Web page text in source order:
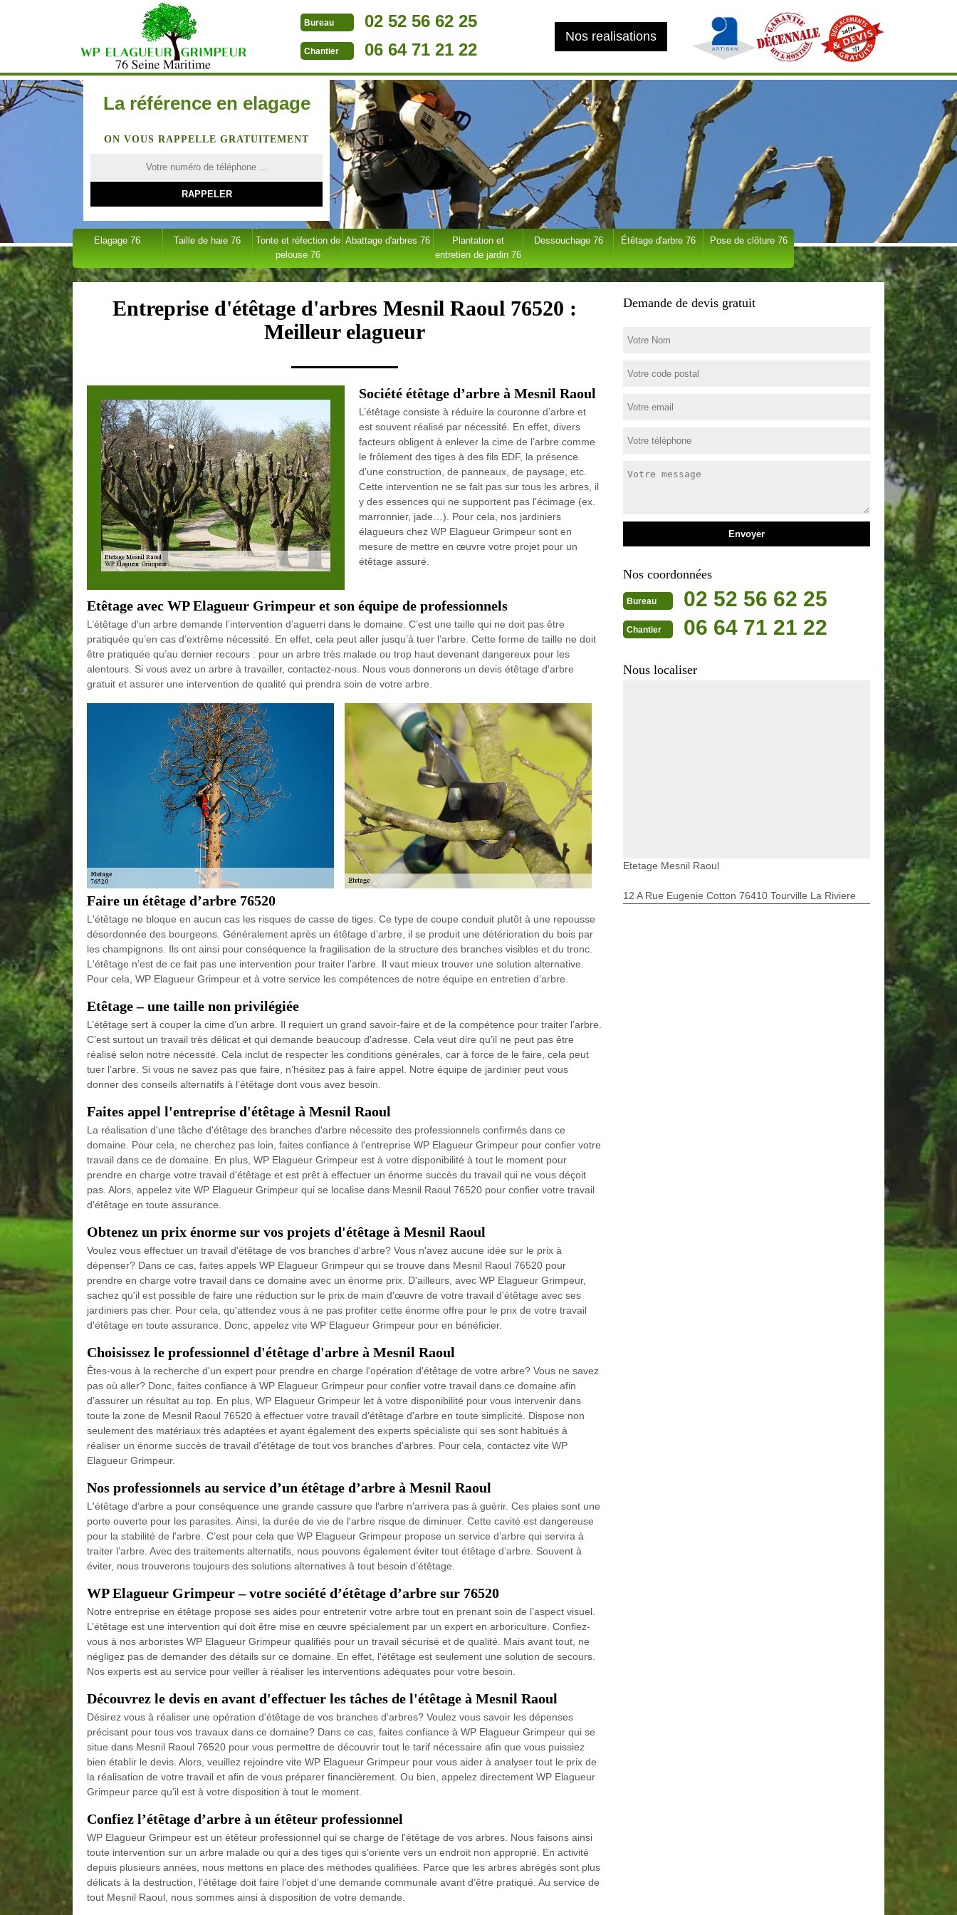
Bureau 02 52 56 62 25
Chantier 06 64 71 21 22
Nos realisations
La référence en elagage
ON VOUS RAPPELLE GRATUITEMENT
Elagage 76 Taille de haie 76
Tonte et réfection de
pelouse 76
Abattage d'arbres 76
Plantation et
entretien de jardin 76
Dessouchage 76 Étêtage d'arbre 76 Pose de clôture 76
Entreprise d'étêtage d'arbres Mesnil Raoul 76520 :
Meilleur elagueur
Société étêtage d’arbre à Mesnil Raoul
L’étêtage consiste à réduire la couronne d’arbre et
est souvent réalisé par nécessité. En effet, divers
facteurs obligent à enlever la cime de l’arbre comme
le frôlement des tiges à des fils EDF, la présence
d’une construction, de panneaux, de paysage, etc.
Cette intervention ne se fait pas sur tous les arbres, il
y des essences qui ne supportent pas l'écimage (ex.
marronnier, jade…). Pour cela, nos jardiniers
élagueurs chez WP Elagueur Grimpeur sont en
mesure de mettre en œuvre votre projet pour un
étêtage assuré.
Etêtage avec WP Elagueur Grimpeur et son équipe de professionnels
L’étêtage d'un arbre demande l’intervention d’aguerri dans le domaine. C’est une taille qui ne doit pas être
pratiquée qu’en cas d’extrême nécessité. En effet, cela peut aller jusqu’à tuer l’arbre. Cette forme de taille ne doit
être pratiquée qu’au dernier recours : pour un arbre très malade ou trop haut devenant dangereux pour les
alentours. Si vous avez un arbre à travailler, contactez-nous. Nous vous donnerons un devis étêtage d'arbre
gratuit et assurer une intervention de qualité qui prendra soin de votre arbre.
Faire un étêtage d’arbre 76520
L'étêtage ne bloque en aucun cas les risques de casse de tiges. Ce type de coupe conduit plutôt à une repousse
désordonnée des bourgeons. Généralement après un étêtage d’arbre, il se produit une détérioration du bois par
les champignons. Ils ont ainsi pour conséquence la fragilisation de la structure des branches visibles et du tronc.
L'étêtage n’est de ce fait pas une intervention pour traiter l’arbre. Il vaut mieux trouver une solution alternative.
Pour cela, WP Elagueur Grimpeur et à votre service les compétences de notre équipe en entretien d’arbre.
Etêtage – une taille non privilégiée
L’étêtage sert à couper la cime d’un arbre. Il requiert un grand savoir-faire et de la compétence pour traiter l’arbre.
C’est surtout un travail très délicat et qui demande beaucoup d’adresse. Cela veut dire qu’il ne peut pas être
réalisé selon notre nécessité. Cela inclut de respecter les conditions générales, car à force de le faire, cela peut
tuer l’arbre. Si vous ne savez pas que faire, n’hésitez pas à faire appel. Notre équipe de jardinier peut vous
donner des conseils alternatifs à l’étêtage dont vous avez besoin.
Faites appel l'entreprise d'étêtage à Mesnil Raoul
La réalisation d'une tâche d'étêtage des branches d'arbre nécessite des professionnels confirmés dans ce
domaine. Pour cela, ne cherchez pas loin, faites confiance à l'entreprise WP Elagueur Grimpeur pour confier votre
travail dans ce de domaine. En plus, WP Elagueur Grimpeur est à votre disponibilité à tout le moment pour
prendre en charge votre travail d'étêtage et est prêt à effectuer un énorme succès du travail qui ne vous déçoit
pas. Alors, appelez vite WP Elagueur Grimpeur qui se localise dans Mesnil Raoul 76520 pour confier votre travail
d'étêtage en toute assurance.
Obtenez un prix énorme sur vos projets d'étêtage à Mesnil Raoul
Voulez vous effectuer un travail d'étêtage de vos branches d'arbre? Vous n'avez aucune idée sur le prix à
dépenser? Dans ce cas, faites appels WP Elagueur Grimpeur qui se trouve dans Mesnil Raoul 76520 pour
prendre en charge votre travail dans ce domaine avec un énorme prix. D'ailleurs, avec WP Elagueur Grimpeur,
sachez qu'il est possible de faire une réduction sur le prix de main d'œuvre de votre travail d'étêtage avec ses
jardiniers pas cher. Pour cela, qu'attendez vous à ne pas profiter cette énorme offre pour le prix de votre travail
d'étêtage en toute assurance. Donc, appelez vite WP Elagueur Grimpeur pour en bénéficier.
Choisissez le professionnel d'étêtage d'arbre à Mesnil Raoul
Êtes-vous à la recherche d'un expert pour prendre en charge l'opération d'étêtage de votre arbre? Vous ne savez
pas où aller? Donc, faites confiance à WP Elagueur Grimpeur pour confier votre travail dans ce domaine afin
d'assurer un résultat au top. En plus, WP Elagueur Grimpeur let à votre disponibilité pour vous intervenir dans
toute la zone de Mesnil Raoul 76520 à effectuer votre travail d'étêtage d'arbre en toute simplicité. Dispose non
seulement des matériaux très adaptées et ayant également des experts spécialiste qui ses sont habitués à
réaliser un énorme succès de travail d'étêtage de tout vos branches d'arbres. Pour cela, contactez vite WP
Elagueur Grimpeur.
Nos professionnels au service d’un étêtage d’arbre à Mesnil Raoul
L'étêtage d’arbre a pour conséquence une grande cassure que l'arbre n'arrivera pas à guérir. Ces plaies sont une
porte ouverte pour les parasites. Ainsi, la durée de vie de l'arbre risque de diminuer. Cette cavité est dangereuse
pour la stabilité de l'arbre. C’est pour cela que WP Elagueur Grimpeur propose un service d’arbre qui servira à
traiter l’arbre. Avec des traitements alternatifs, nous pouvons également éviter tout étêtage d’arbre. Souvent à
éviter, nous trouverons toujours des solutions alternatives à tout besoin d’étêtage.
WP Elagueur Grimpeur – votre société d’étêtage d’arbre sur 76520
Notre entreprise en étêtage propose ses aides pour entretenir votre arbre tout en prenant soin de l’aspect visuel.
L’étêtage est une intervention qui doit être mise en œuvre spécialement par un expert en arboriculture. Confiez-
vous à nos arboristes WP Elagueur Grimpeur qualifiés pour un travail sécurisé et de qualité. Mais avant tout, ne
négligez pas de demander des détails sur ce domaine. En effet, l’étêtage est seulement une solution de secours.
Nos experts est au service pour veiller à réaliser les interventions adéquates pour votre besoin.
Découvrez le devis en avant d'effectuer les tâches de l'étêtage à Mesnil Raoul
Désirez vous à réaliser une opération d'étêtage de vos branches d'arbres? Voulez vous savoir les dépenses
précisant pour tous vos travaux dans ce domaine? Dans ce cas, faites confiance à WP Elagueur Grimpeur qui se
situe dans Mesnil Raoul 76520 pour vous permettre de découvrir tout le tarif nécessaire afin que vous puissiez
bien établir le devis. Alors, veuillez rejoindre vite WP Elagueur Grimpeur pour vous aider à analyser tout le prix de
la réalisation de votre travail et afin de vous préparer financièrement. Ou bien, appelez directement WP Elagueur
Grimpeur parce qu'il est à votre disposition à tout le moment.
Confiez l’étêtage d’arbre à un étêteur professionnel
WP Elagueur Grimpeur est un étêteur professionnel qui se charge de l'étêtage de vos arbres. Nous faisons ainsi
toute intervention sur un arbre malade ou qui a des tiges qui s’oriente vers un endroit non approprié. En activité
depuis plusieurs années, nous mettons en place des méthodes qualifiées. Parce que les arbres abrégés sont plus
délicats à la destruction, l'étêtage doit faire l’objet d’une demande communale avant d’être pratiqué. Au service de
tout Mesnil Raoul, nous sommes ainsi à disposition de votre demande.
Demande de devis gratuit
Nos coordonnées
Bureau 02 52 56 62 25
Chantier 06 64 71 21 22
Nous localiser
Etetage Mesnil Raoul
12 A Rue Eugenie Cotton 76410 Tourville La Riviere